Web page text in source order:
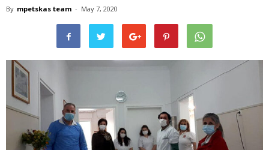
By mpetskas team - May 7, 2020